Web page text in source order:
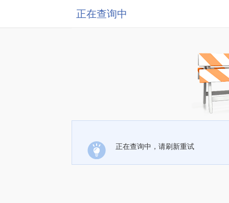
正在查询中
正在查询中，请刷新重试